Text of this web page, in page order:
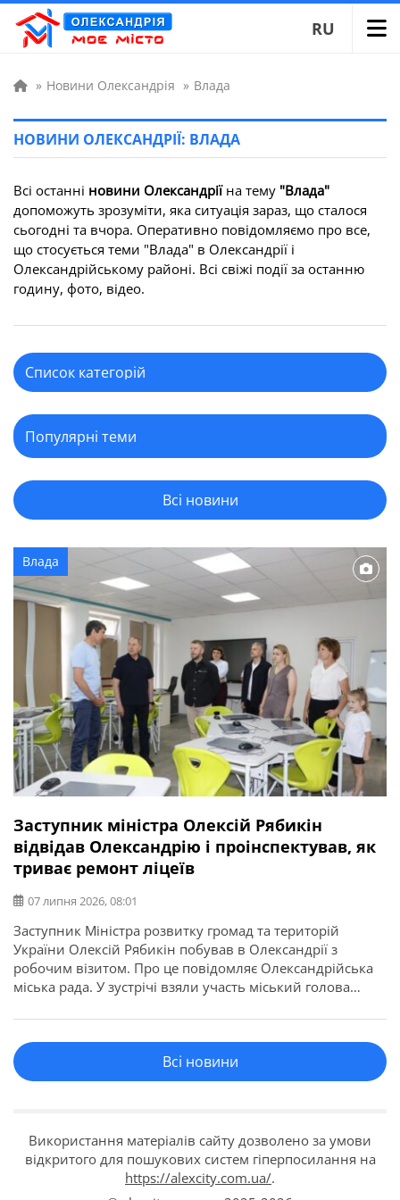
RU
» Новини Олександрія » Влада
НОВИНИ ОЛЕКСАНДРІЇ: ВЛАДА
Всі останні новини Олександріїна тему "Влада"
допоможуть зрозуміти, яка ситуація зараз, що сталося
сьогодні та вчора. Оперативно повідомляємо про все,
що стосується теми "Влада" в Олександрії і
Олександрійському районі. Всі свіжі події за останню
годину, фото, відео.
Всі новини
Влада
Заступник міністра Олексій Рябикін
відвідав Олександрію і проінспектував, як
триває ремонт ліцеїв
07 липня 2026, 08:01
Заступник Міністра розвитку громад та територій
України Олексій Рябикін побував в Олександрії з
робочим візитом. Про це повідомляє Олександрійська
міська рада. У зустрічі взяли участь міський голова
Райкович, голова Олександрійської РВА Ольга
Коріненко, керівники освітньої галузі, навчальних
закладів та представники підрядної організації. Вони
оглянули хід реалізації двох важливих для […]
Всі новини
Використання матеріалів сайту дозволено за умови
відкритого для пошукових систем гіперпосилання на
https://alexcity.com.ua/.